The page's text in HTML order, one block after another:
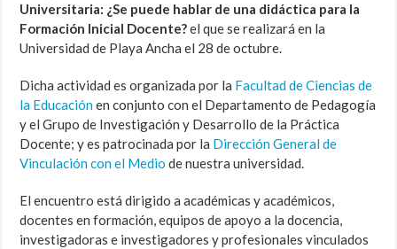
Universitaria: ¿Se puede hablar de una didáctica para la
Formación Inicial Docente?el que se realizará en la
Universidad de Playa Ancha el 28 de octubre.
Dicha actividad es organizada por la Facultad de Ciencias de
la Educaciónen conjunto con el Departamento de Pedagogía
y el Grupo de Investigación y Desarrollo de la Práctica
Docente; y es patrocinada por la Dirección General de
Vinculación con el Medio de nuestra universidad.
El encuentro está dirigido a académicas y académicos,
docentes en formación, equipos de apoyo a la docencia,
investigadoras e investigadores y profesionales vinculados